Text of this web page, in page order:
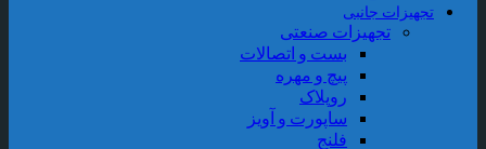
جانبی
تجهیزات صنعتی
بست و اتصالات
پیچ و مهره
روپلاک
ساپورت و آویز